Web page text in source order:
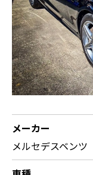
メーカー
メルセデスベンツ